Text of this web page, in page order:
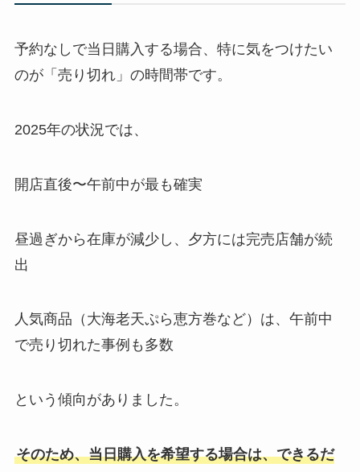
予約なしで当日購入する場合、特に気をつけたい
のが「売り切れ」の時間帯です。
2025年の状況では、
開店直後〜午前中が最も確実
昼過ぎから在庫が減少し、夕方には完売店舗が続
出
人気商品（大海老天ぷら恵方巻など）は、午前中
で売り切れた事例も多数
という傾向がありました。
そのため、当日購入を希望する場合は、できるだ